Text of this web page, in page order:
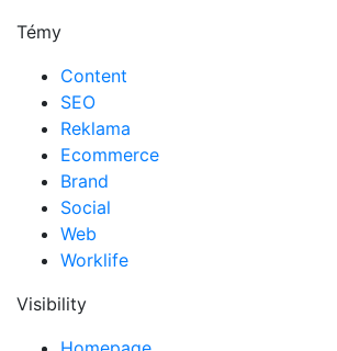
Témy
Content
SEO
Reklama
Ecommerce
Brand
Social
Web
Worklife
Visibility